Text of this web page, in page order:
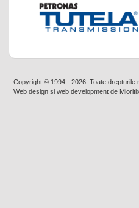
Copyright © 1994 - 2026. Toate drepturile
Web design si web development de